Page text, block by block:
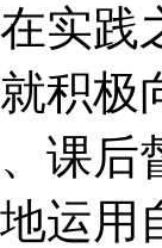
实
积极
课后
运用